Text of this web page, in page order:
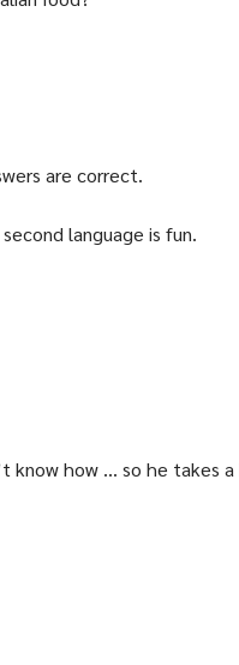
are correct.
language is fun.
know how … so he takes